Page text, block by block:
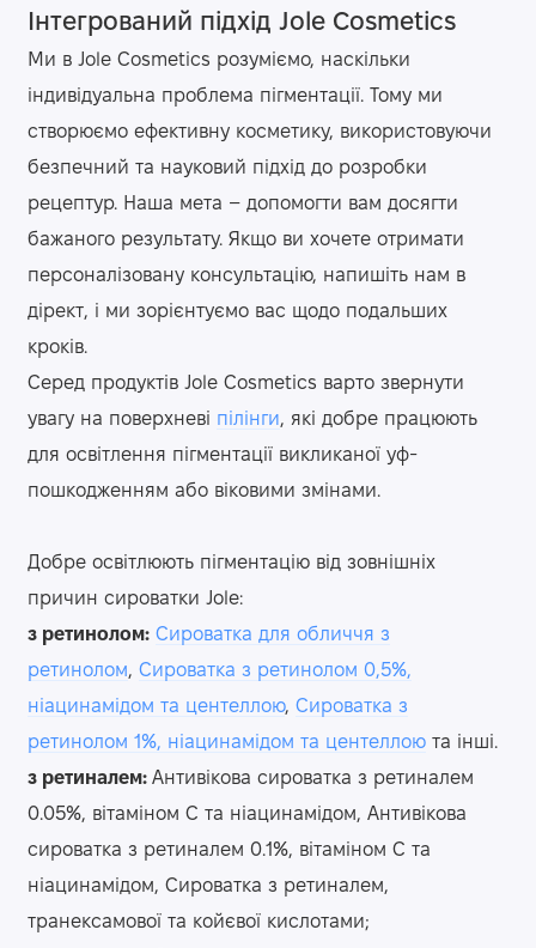
Інтегрований підхід Jole Cosmetics
Ми в Jole Cosmetics розуміємо, наскільки
індивідуальна проблема пігментації. Тому ми
створюємо ефективну косметику, використовуючи
безпечний та науковий підхід до розробки
рецептур. Наша мета – допомогти вам досягти
бажаного результату. Якщо ви хочете отримати
персоналізовану консультацію, напишіть нам в
дірект, і ми зорієнтуємо вас щодо подальших
кроків.
Серед продуктів Jole Cosmetics варто звернути
увагу на поверхневі пілінги, які добре працюють
для освітлення пігментації викликаної уф-
пошкодженням або віковими змінами.
Добре освітлюють пігментацію від зовнішніх
причин сироватки Jole:
з ретинолом: Сироватка для обличчя з
ретинолом, Сироватка з ретинолом 0,5%,
ніацинамідом та центеллою, Сироватка з
ретинолом 1%, ніацинамідом та центеллоюта інші.
з ретиналем: Антивікова сироватка з ретиналем
0.05%, вітаміном С та ніацинамідом, Антивікова
сироватка з ретиналем 0.1%, вітаміном С та
ніацинамідом, Сироватка з ретиналем,
транексамової та койєвої кислотами;